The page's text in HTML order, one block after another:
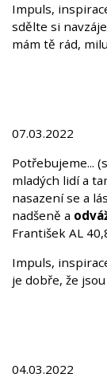
Impuls,
sdělte si
mám tě rád,
07.03.2022
Potřebujeme...
mladých lidí a
nasazení se a
nadšeně a
František AL
Impuls,
je dobře, že
04.03.2022